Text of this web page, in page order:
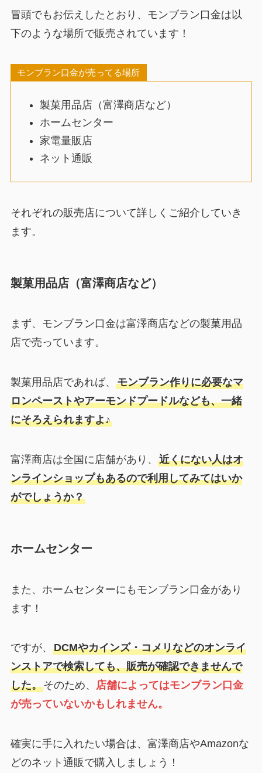
冒頭でもお伝えしたとおり、モンブラン口金は以
下のような場所で販売されています！
モンブラン口金が売ってる場所
製菓用品店（富澤商店など）
ホームセンター
家電量販店
ネット通販
それぞれの販売店について詳しくご紹介していき
ます。
製菓用品店（富澤商店など）
まず、モンブラン口金は富澤商店などの製菓用品
店で売っています。
製菓用品店であれば、 モンブラン作りに必要なマ
ロンペーストやアーモンドプードルなども、一緒
にそろえられますよ♪
富澤商店は全国に店舗があり、 近くにない人はオ
ンラインショップもあるので利用してみてはいか
がでしょうか？
ホームセンター
また、ホームセンターにもモンブラン口金があり
ます！
ですが、 DCMやカインズ・コメリなどのオンライ
ンストアで検索しても、販売が確認できませんで
した。そのため、 店舗によってはモンブラン口金
が売っていないかもしれません。
確実に手に入れたい場合は、富澤商店やAmazonな
どのネット通販で購入しましょう！